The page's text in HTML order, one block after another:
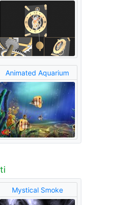
Animated Aquarium
Mystical Smoke